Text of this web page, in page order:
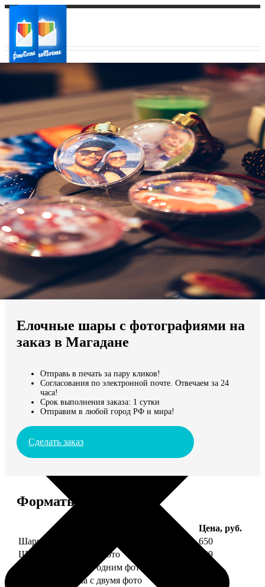
Ваш город:
Ваш регион доставки
Выберите из списка:
Мы доставляем по всему миру
Продолжить без города
Елочные шары с фотографиями на
заказ в Магадане
Отправь в печать за пару кликов!
Согласования по электронной почте. Отвечаем за 24
часа!
Срок выполнения заказа: 1 сутки
Отправим в любой город РФ и мира!
Сделать заказ
Форматы и цены
Цена, руб.
Шарик елочный с 1 фото
650
Шарик елочный с 2 фото
699
Шарик-шкатулка с одним фото
Шарик-шкатулка с двумя фото